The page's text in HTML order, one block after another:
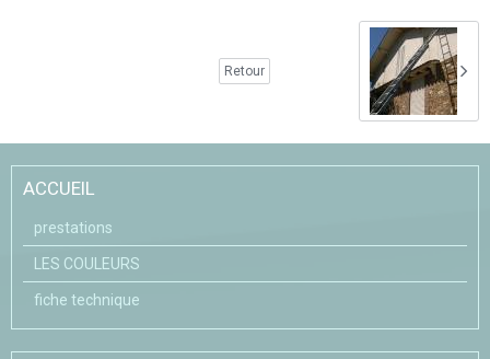
Retour
ACCUEIL
prestations
LES COULEURS
fiche technique